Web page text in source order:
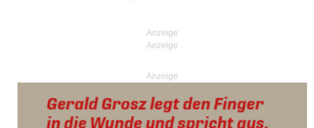
Anzeige